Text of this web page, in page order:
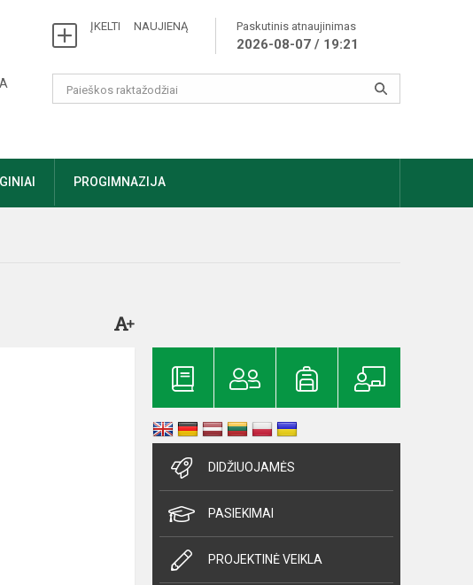
ĮKELTI NAUJIENĄ Paskutinis atnaujinimas
2026-08-07 / 19:21
PROGIMNAZIJA
DIDŽIUOJAMĖS
PASIEKIMAI
PROJEKTINĖ VEIKLA